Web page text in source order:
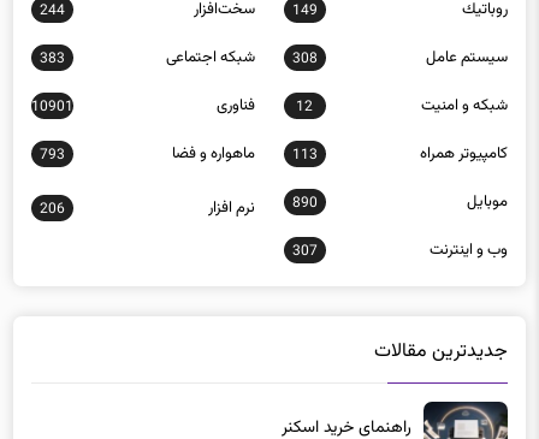
روباتيك 149 سخت‌افزار 244
سيستم عامل 308 شبكه اجتماعی 383
شبكه و امنيت 12 فناوری 10901
كامپيوتر همراه 113 ماهواره و فضا 793
موبايل 890 نرم افزار 206
وب و اينترنت 307
جدیدترین مقالات
راهنمای خرید اسکنر